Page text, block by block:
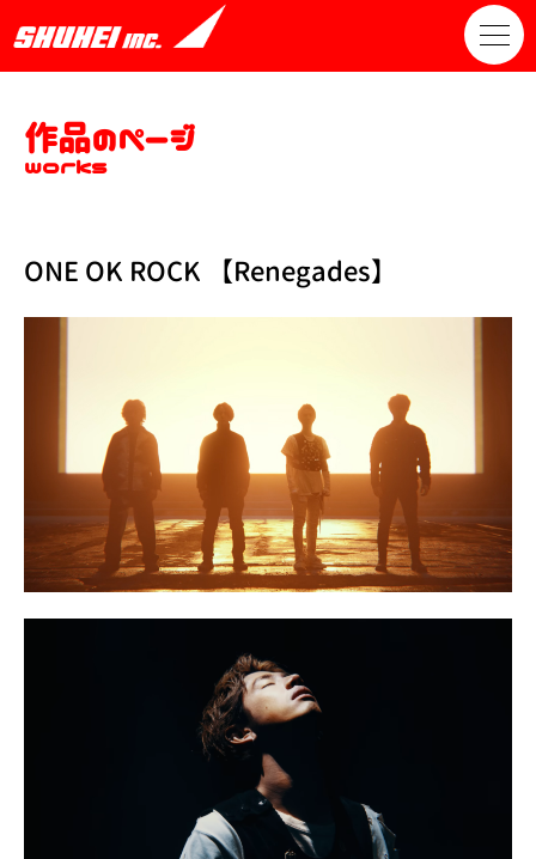
作品のページ
works
ONE OK ROCK 【Renegades】